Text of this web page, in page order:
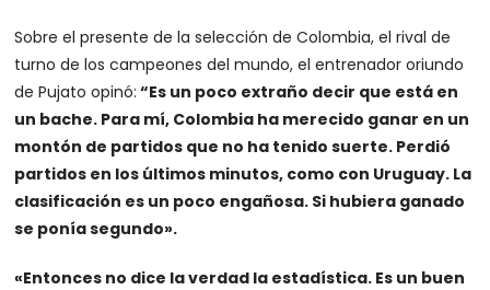
Sobre el presente de la selección de Colombia, el rival de
turno de los campeones del mundo, el entrenador oriundo
de Pujato opinó: “Es un poco extraño decir que está en
un bache. Para mí, Colombia ha merecido ganar en un
montón de partidos que no ha tenido suerte. Perdió
partidos en los últimos minutos, como con Uruguay. La
clasificación es un poco engañosa. Si hubiera ganado
se ponía segundo».
«Entonces no dice la verdad la estadística. Es un buen